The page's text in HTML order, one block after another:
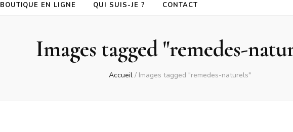
BOUTIQUE EN LIGNE QUI SUIS-JE ? CONTACT
Images tagged "remedes-
Accueil / Images tagged "remedes-naturels"